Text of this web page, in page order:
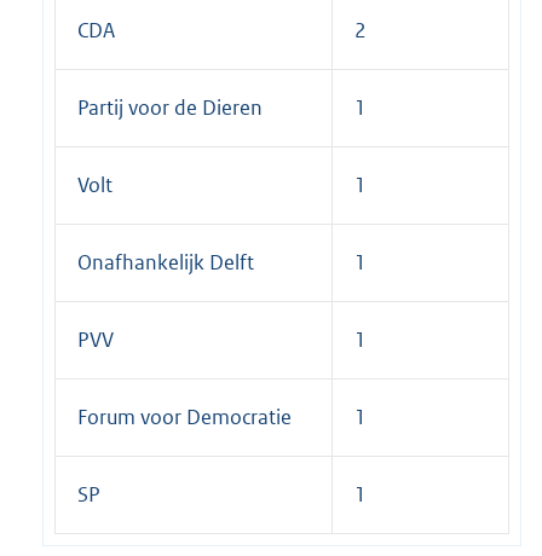
CDA 2
Partij voor de Dieren 1
Volt 1
Onafhankelijk Delft 1
PVV 1
Forum voor Democratie 1
SP 1